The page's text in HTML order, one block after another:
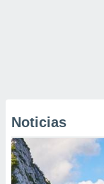
Noticias